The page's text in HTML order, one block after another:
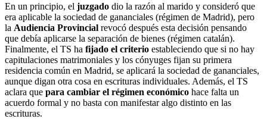
En un principio, el juzgado dio la razón al marido y consideró que
era aplicable la sociedad de gananciales (régimen de Madrid), pero
la Audiencia Provincial revocó después esta decisión pensando
que debía aplicarse la separación de bienes (régimen catalán).
Finalmente, el TS ha fijado el criterio estableciendo que si no hay
capitulaciones matrimoniales y los cónyuges fijan su primera
residencia común en Madrid, se aplicará la sociedad de gananciales,
aunque digan otra cosa en escrituras individuales. Además, el TS
aclara que para cambiar el régimen económico hace falta un
acuerdo formal y no basta con manifestar algo distinto en las
escrituras.